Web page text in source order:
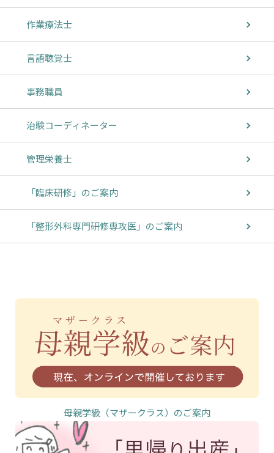
作業療法士
言語聴覚士
事務職員
治験コーディネーター
管理栄養士
「臨床研修」のご案内
「整形外科専門研修専攻医」のご案内
母親学級（マザークラス）のご案内